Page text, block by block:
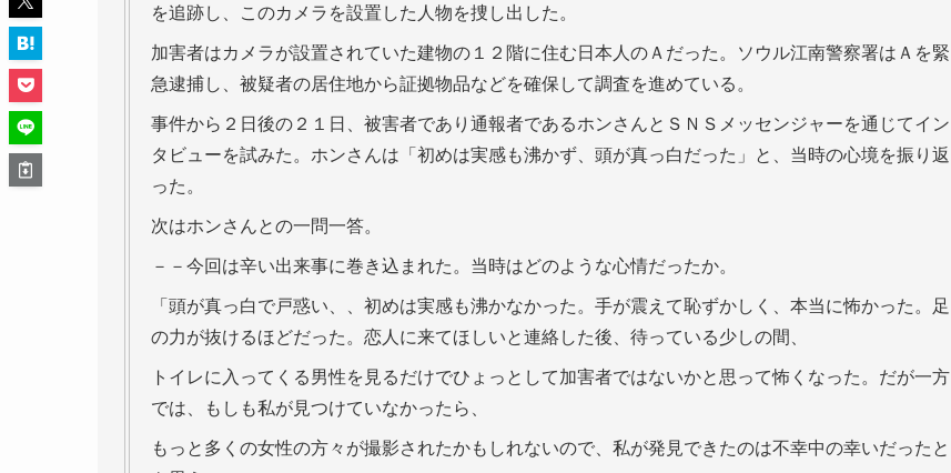
を追跡し、このカメラを設置した人物を捜し出した。
加害者はカメラが設置されていた建物の１２階に住む日本人のＡだった。ソウル江南警察署はＡを緊
急逮捕し、被疑者の居住地から証拠物品などを確保して調査を進めている。
事件から２日後の２１日、被害者であり通報者であるホンさんとＳＮＳメッセンジャーを通じてイン
タビューを試みた。ホンさんは「初めは実感も沸かず、頭が真っ白だった」と、当時の心境を振り返
った。
次はホンさんとの一問一答。
－－今回は辛い出来事に巻き込まれた。当時はどのような心情だったか。
「頭が真っ白で戸惑い、、初めは実感も沸かなかった。手が震えて恥ずかしく、本当に怖かった。足
の力が抜けるほどだった。恋人に来てほしいと連絡した後、待っている少しの間、
トイレに入ってくる男性を見るだけでひょっとして加害者ではないかと思って怖くなった。だが一方
では、もしも私が見つけていなかったら、
もっと多くの女性の方々が撮影されたかもしれないので、私が発見できたのは不幸中の幸いだったと